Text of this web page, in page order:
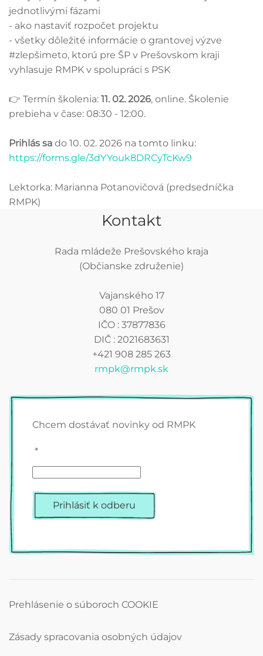
jednotlivými fázami
- ako nastaviť rozpočet projektu
- všetky dôležité informácie o grantovej výzve
#zlepšimeto, ktorú pre ŠP v Prešovskom kraji
vyhlasuje RMPK v spolupráci s PSK
👉 Termín školenia: 11. 02. 2026, online. Školenie
prebieha v čase: 08:30 - 12:00.
Prihlás sa do 10. 02. 2026 na tomto linku:
https://forms.gle/3dYYouk8DRCyTcKw9
Lektorka: Marianna Potanovičová (predsedníčka
RMPK)
Kontakt
Rada mládeže Prešovského kraja
(Občianske združenie)
Vajanského 17
080 01 Prešov
IČO : 37877836
DIČ : 2021683631
+421 908 285 263
rmpk@rmpk.sk
Chcem dostávať novinky od RMPK
*
Prihlásiť k odberu
Prehlásenie o súboroch COOKIE
Zásady spracovania osobných údajov